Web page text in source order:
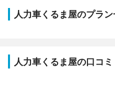
人力車くるま屋のプラ
人力車くるま屋の口コミ